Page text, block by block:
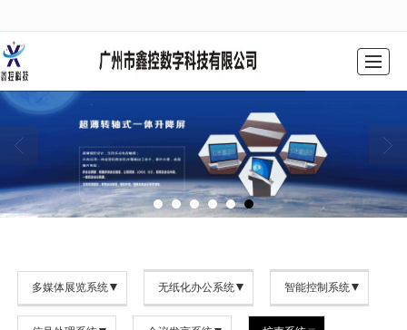
网站首页公司简介 解决方案新闻动态
多媒体展览系统 无纸化办公系统 智能控制系统